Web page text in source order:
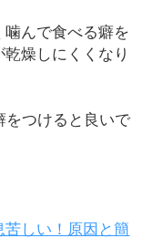
噛んで食べる癖を
燥しにくくなり
をつけると良いで
しい！原因と簡